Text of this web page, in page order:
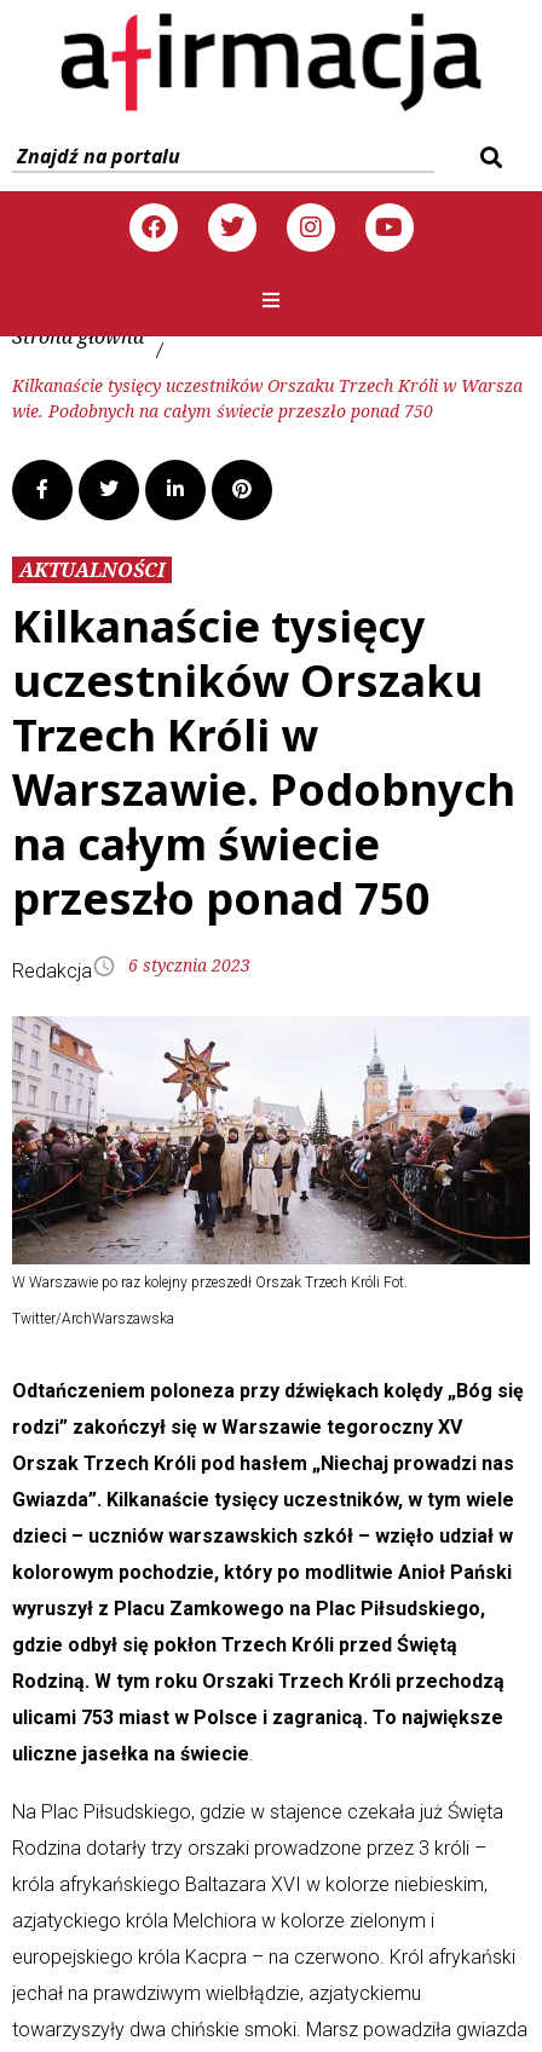
Strona główna /
Kilkanaście tysięcy uczestników Orszaku Trzech Króli w Warsza
wie. Podobnych na całym świecie przeszło ponad 750
AKTUALNOŚCI
Kilkanaście tysięcy
uczestników Orszaku
Trzech Króli w
Warszawie. Podobnych
na całym świecie
przeszło ponad 750
Redakcja 6 stycznia 2023
W Warszawie po raz kolejny przeszedł Orszak Trzech Króli Fot.
Twitter/ArchWarszawska
Odtańczeniem poloneza przy dźwiękach kolędy „Bóg się
rodzi” zakończył się w Warszawie tegoroczny XV
Orszak Trzech Króli pod hasłem „Niechaj prowadzi nas
Gwiazda”. Kilkanaście tysięcy uczestników, w tym wiele
dzieci – uczniów warszawskich szkół – wzięło udział w
kolorowym pochodzie, który po modlitwie Anioł Pański
wyruszył z Placu Zamkowego na Plac Piłsudskiego,
gdzie odbył się pokłon Trzech Króli przed Świętą
Rodziną. W tym roku Orszaki Trzech Króli przechodzą
ulicami 753 miast w Polsce i zagranicą. To największe
uliczne jasełka na świecie
Na Plac Piłsudskiego, gdzie w stajence czekała już Święta
Rodzina dotarły trzy orszaki prowadzone przez 3 króli –
króla afrykańskiego Baltazara XVI w kolorze niebieskim,
azjatyckiego króla Melchiora w kolorze zielonym i
europejskiego króla Kacpra – na czerwono. Król afrykański
jechał na prawdziwym wielbłądzie, azjatyckiemu
towarzyszyły dwa chińskie smoki. Marsz powadziła gwiazda